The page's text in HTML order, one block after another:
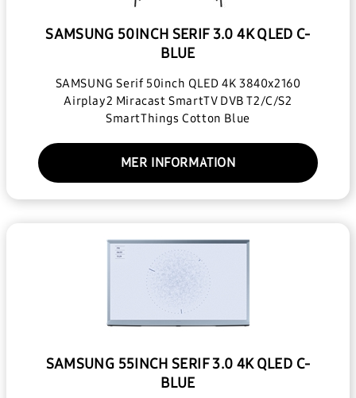
SAMSUNG 50INCH SERIF 3.0 4K QLED C-
BLUE
SAMSUNG Serif 50inch QLED 4K 3840x2160
Airplay2 Miracast SmartTV DVB T2/C/S2
SmartThings Cotton Blue
MER INFORMATION
SAMSUNG 55INCH SERIF 3.0 4K QLED C-
BLUE